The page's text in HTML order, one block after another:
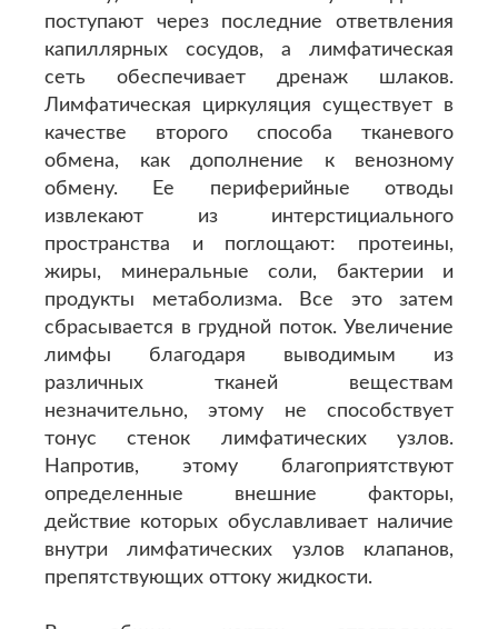
поступают через последние ответвления
капиллярных сосудов, а лимфатическая
сеть обеспечивает дренаж шлаков.
Лимфатическая циркуляция существует в
качестве второго способа тканевого
обмена, как дополнение к венозному
обмену. Ее периферийные отводы
извлекают из интерстициального
пространства и поглощают: протеины,
жиры, минеральные соли, бактерии и
продукты метаболизма. Все это затем
сбрасывается в грудной поток. Увеличение
лимфы благодаря выводимым из
различных тканей веществам
незначительно, этому не способствует
тонус стенок лимфатических узлов.
Напротив, этому благоприятствуют
определенные внешние факторы,
действие которых обуславливает наличие
внутри лимфатических узлов клапанов,
препятствующих оттоку жидкости.